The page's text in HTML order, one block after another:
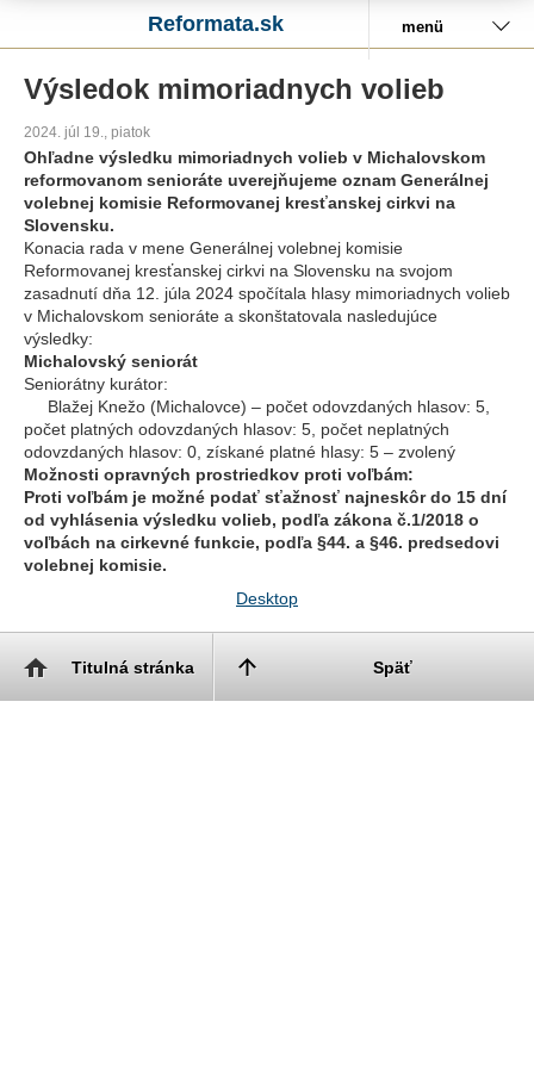
Reformata.sk menü
Výsledok mimoriadnych volieb
2024. júl 19., piatok
Ohľadne výsledku mimoriadnych volieb v Michalovskom
reformovanom senioráte uverejňujeme oznam Generálnej
volebnej komisie Reformovanej kresťanskej cirkvi na
Slovensku.
Konacia rada v mene Generálnej volebnej komisie
Reformovanej kresťanskej cirkvi na Slovensku na svojom
zasadnutí dňa 12. júla 2024 spočítala hlasy mimoriadnych volieb
v Michalovskom senioráte a skonštatovala nasledujúce
výsledky:
Michalovský seniorát
Seniorátny kurátor:
Blažej Knežo (Michalovce) – počet odovzdaných hlasov: 5,
počet platných odovzdaných hlasov: 5, počet neplatných
odovzdaných hlasov: 0, získané platné hlasy: 5 – zvolený
Možnosti opravných prostriedkov proti voľbám:
Proti voľbám je možné podať sťažnosť najneskôr do 15 dní
od vyhlásenia výsledku volieb, podľa zákona č.1/2018 o
voľbách na cirkevné funkcie, podľa §44. a §46. predsedovi
volebnej komisie.
Desktop
Titulná stránka Späť